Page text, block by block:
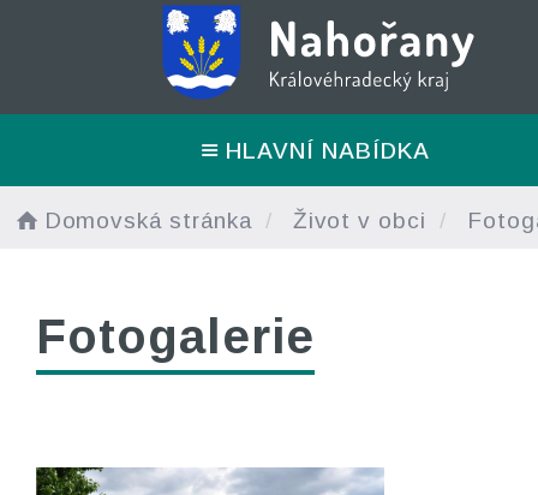
HLAVNÍ NABÍDKA
Domovská stránka Život v obci
Fotogalerie